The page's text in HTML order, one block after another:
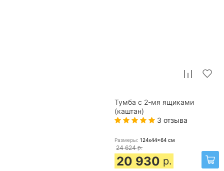
Тумба с 2-мя ящиками
(каштан)
3 отзыва
Размеры: 124x44x64 см
24 624 р.
20 930 р.